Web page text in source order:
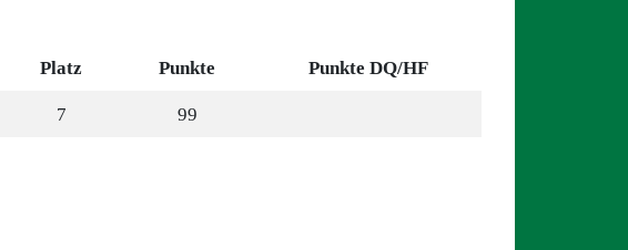
Platz Punkte Punkte DQ/HF
7 99